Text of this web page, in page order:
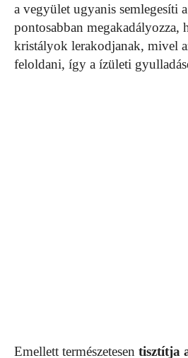
a vegyület ugyanis semlegesíti
pontosabban megakadályozza,
kristályok lerakodjanak, mivel
feloldani, így a ízületi
Emellett természetesen tisztítja